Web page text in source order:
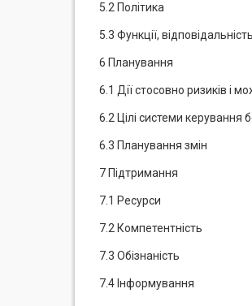
5.2 Політика
5.3 Функції,
6 Планування
6.1 Дії стосовно ризиків і
6.2 Цілі системи керування
6.3 Планування змін
7 Підтримання
7.1 Ресурси
7.2 Компетентність
7.3 Обізнаність
7.4 Інформування